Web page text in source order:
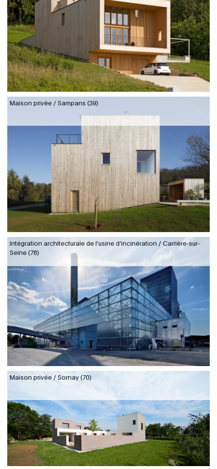
Maison privée / Sampans (39)
Intégration architecturale de l'usine d'incinération / Carrière-sur-
Seine (78)
Maison privée / Sornay (70)